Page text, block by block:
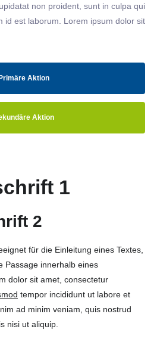
non proident, sunt in culpa qui
id est laborum. Lorem ipsum dolor sit
Primäre Aktion
Aktion
1
2
für die Einleitung eines Textes,
Passage innerhalb eines
dolor sit amet, consectetur
tempor incididunt ut labore et
ad minim veniam, quis nostrud
nisi ut aliquip.